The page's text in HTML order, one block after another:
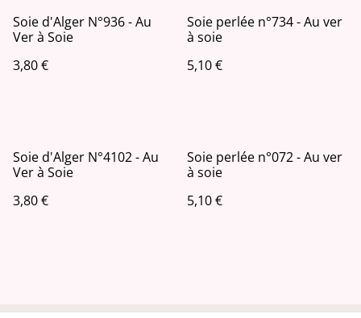
Soie d'Alger N°936 - Au
Ver à Soie
3,80 €
Soie perlée n°734 - Au ver
à soie
5,10 €
Soie d'Alger N°4102 - Au
Ver à Soie
3,80 €
Soie perlée n°072 - Au ver
à soie
5,10 €